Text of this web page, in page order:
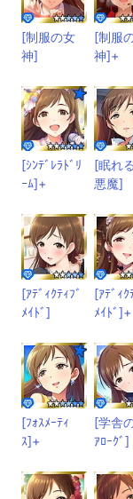
[制服の女
神]
[制服
神]+
[ｼﾝﾃﾞﾚﾗﾄﾞﾘ
ｰﾑ]+
[眠れ
悪魔]
[ｱﾃﾞｨｸﾃｨﾌﾞ
ﾒｲﾄﾞ]
[ｱﾃﾞｨｸ
ﾒｲﾄﾞ]+
[ﾌｫｽﾒｰﾃｨ
ｽ]+
[学舎
ｱﾛｰｸﾞ]